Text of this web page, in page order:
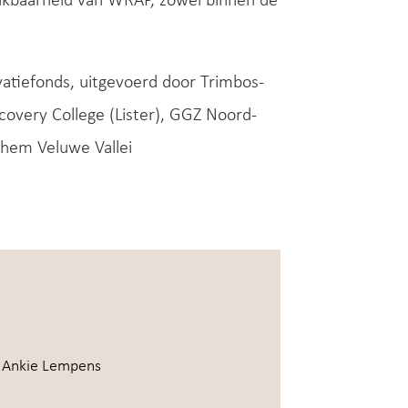
uitgevoerd door Trimbos-
College (Lister), GGZ Noord-
Veluwe Vallei
Lempens